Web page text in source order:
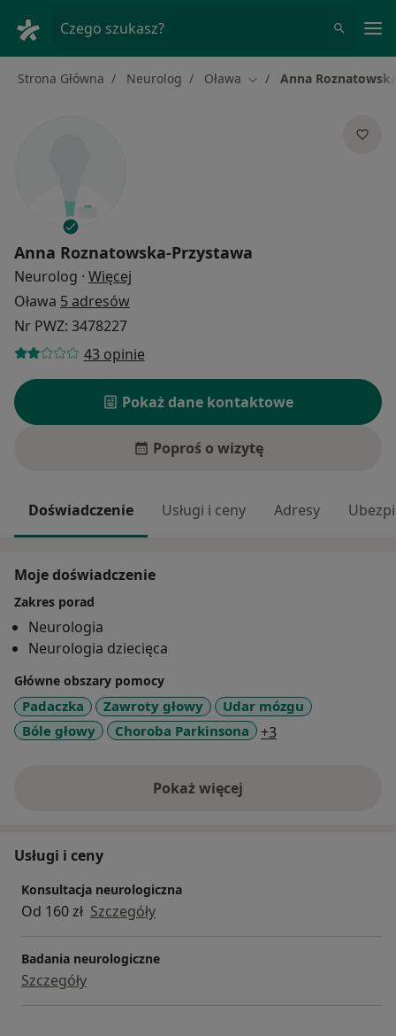
Czego szukasz?
Strona Główna Neurolog Oława Zmień miasto
Anna
Anna Roznatowska-Przystawa
Neurolog · Więcej
Oława 5 adresów
Nr PWZ: 3478227
43 opinie
Pokaż dane kontaktowe
Poproś o wizytę
Doświadczenie Usługi i ceny Adresy
Moje doświadczenie
Zakres porad
Neurologia
Neurologia dziecięca
Główne obszary pomocy
Padaczka Zawroty głowy
Udar mózgu
Bóle głowy
Choroba Parkinsona +3
Pokaż więcejo doświadczeniu
Usługi i ceny
Konsultacja neurologiczna
Od 160 zł Szczegóły
Badania neurologiczne
Szczegóły